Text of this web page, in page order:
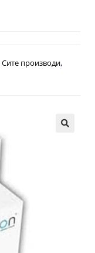
Сите производи,